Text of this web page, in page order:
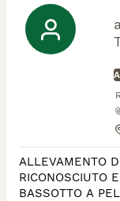
ALLEVAMENTO
RICONOSCIUTO
BASSOTTO A